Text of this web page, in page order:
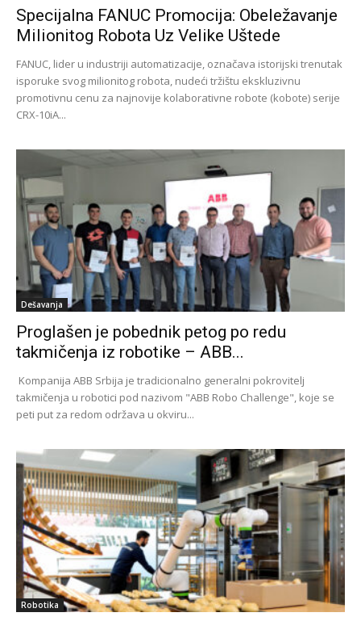
Specijalna FANUC Promocija: Obeležavanje
Milionitog Robota Uz Velike Uštede
FANUC, lider u industriji automatizacije, označava istorijski trenutak
isporuke svog milionitog robota, nudeći tržištu ekskluzivnu
promotivnu cenu za najnovije kolaborativne robote (kobote) serije
CRX-10iA...
Dešavanja
Proglašen je pobednik petog po redu
takmičenja iz robotike – ABB...
Kompanija ABB Srbija je tradicionalno generalni pokrovitelj
takmičenja u robotici pod nazivom "ABB Robo Challenge", koje se
peti put za redom održava u okviru...
Robotika